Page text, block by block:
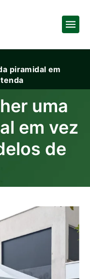
piramidal em
uma
em vez
de